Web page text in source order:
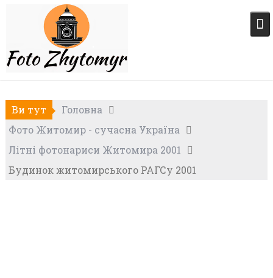
Ви тут
Головна
Фото Житомир - сучасна Україна
Літні фотонариси Житомира 2001
Будинок житомирського РАГСу 2001